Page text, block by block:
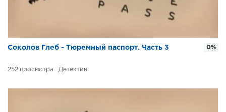
Соколов Глеб - Тюремный паспорт. Часть 3
252 Детектив
0%